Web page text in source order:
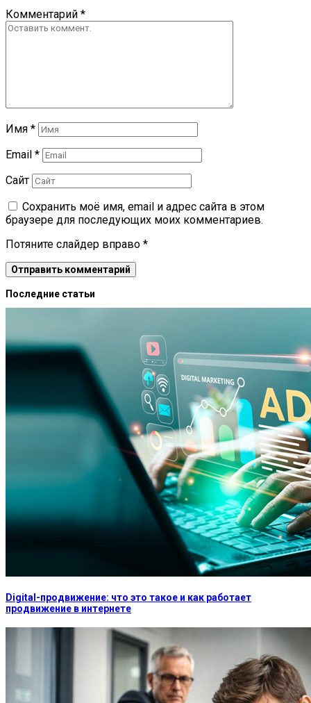
Комментарий *
Имя *
Email *
Сайт
Сохранить моё имя, email и адрес сайта в этом
браузере для последующих моих комментариев.
Потяните слайдер вправо *
Последние статьи
Digital-продвижение: что это такое и как работает
продвижение в интернете